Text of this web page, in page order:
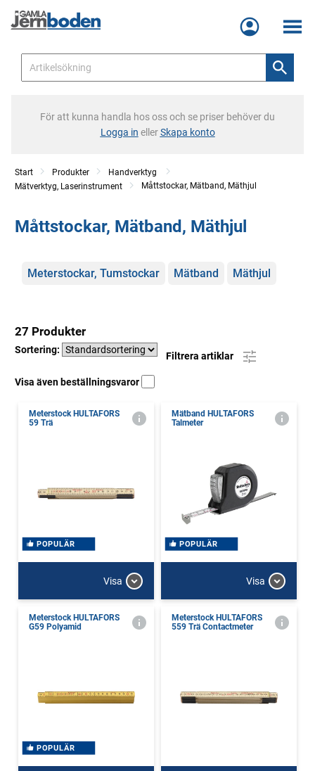
Meny
För att kunna handla hos oss och se priser behöver du
Logga in ellerSkapa konto
Start Produkter
Handverktyg
Mätverktyg, Laserinstrument
Måttstockar, Mätband, Mäthjul
Måttstockar, Mätband, Mäthjul
Kategorier
Meterstockar, Tumstockar Mätband Mäthjul
27 Produkter
Sortering:
Filtrera artiklar
Visa även beställningsvaror
Meterstock HULTAFORS
59 Trä
POPULÄR
Visa
Mätband HULTAFORS
Talmeter
POPULÄR
Visa
Meterstock HULTAFORS
G59 Polyamid
POPULÄR
Meterstock HULTAFORS
559 Trä Contactmeter